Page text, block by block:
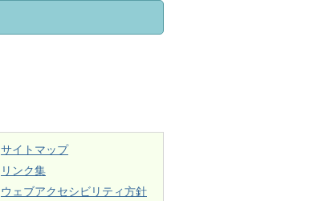
サイトマップ
リンク集
ウェブアクセシビリティ方針